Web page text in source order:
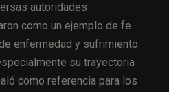
autoridades
como un ejemplo de fe
enfermedad y sufrimiento.
su trayectoria
como referencia para los